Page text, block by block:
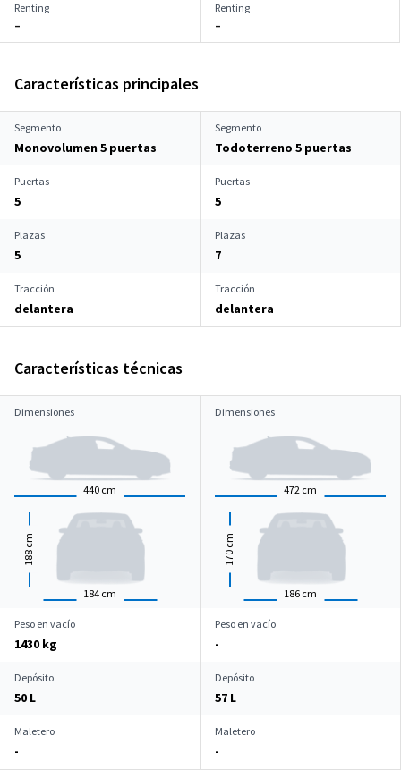
Renting
–
Renting
–
Características principales
Segmento
Monovolumen 5 puertas
Segmento
Todoterreno 5 puertas
Puertas
5
Puertas
5
Plazas
5
Plazas
7
Tracción
delantera
Tracción
delantera
Características técnicas
Dimensiones
440 cm
184 cm
188
cm
Dimensiones
472 cm
186 cm
170
cm
Peso en vacío
1430 kg
Peso en vacío
-
Depósito
50 L
Depósito
57 L
Maletero
-
Maletero
-